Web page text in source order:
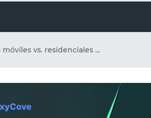
Proxies móviles vs. residenciales vs. centros de datos: la guía completa para el especialista en marketing de afiliación en 2026